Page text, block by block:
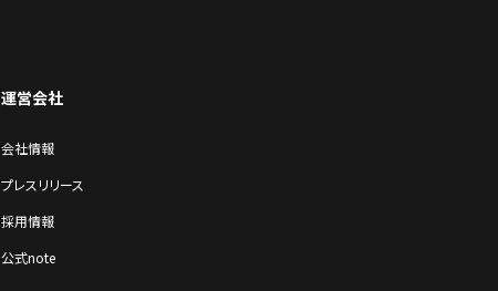
運営会社
会社情報
プレスリリース
採⽤情報
公式note